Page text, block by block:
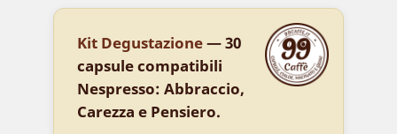
Kit Degustazione— 30
capsule compatibili
Nespresso: Abbraccio,
Carezza e Pensiero.